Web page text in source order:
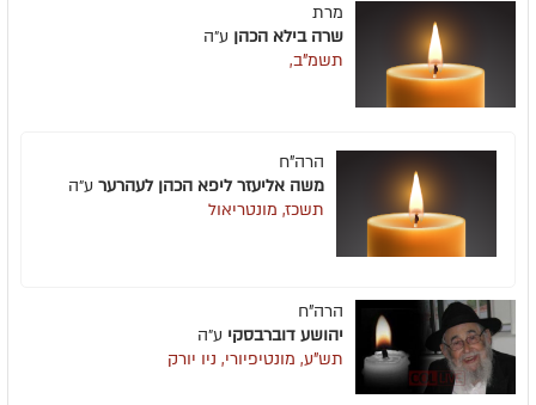
מרת
שרה בילא הכהן ע״ה
תשמ"ב,
הרה"ח
משה אליעזר ליפא הכהן לעהרער ע״ה
תשכז, מונטריאול
הרה"ח
יהושע דוברבסקי ע״ה
תש"ע, מונטיפיורי, ניו יורק